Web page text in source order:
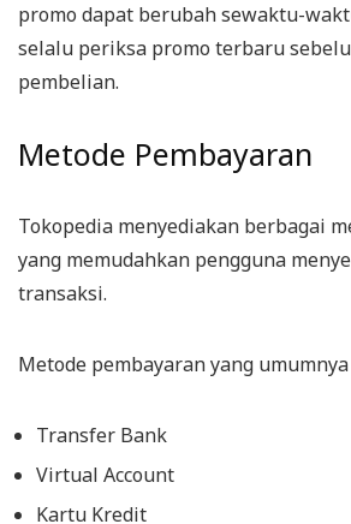
promo dapat berubah sewaktu-
selalu periksa promo terbaru
pembelian.
Metode Pembayaran
Tokopedia menyediakan berbagai
yang memudahkan pengguna
transaksi.
Metode pembayaran yang
Transfer Bank
Virtual Account
Kartu Kredit